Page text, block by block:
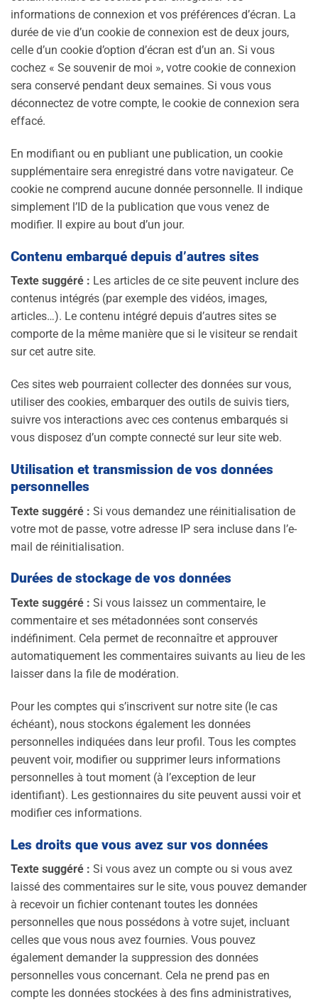
informations de connexion et vos préférences d’écran. La
durée de vie d’un cookie de connexion est de deux jours,
celle d’un cookie d’option d’écran est d’un an. Si vous
cochez « Se souvenir de moi », votre cookie de connexion
sera conservé pendant deux semaines. Si vous vous
déconnectez de votre compte, le cookie de connexion sera
effacé.
En modifiant ou en publiant une publication, un cookie
supplémentaire sera enregistré dans votre navigateur. Ce
cookie ne comprend aucune donnée personnelle. Il indique
simplement l’ID de la publication que vous venez de
modifier. Il expire au bout d’un jour.
Contenu embarqué depuis d’autres sites
Texte suggéré : Les articles de ce site peuvent inclure des
contenus intégrés (par exemple des vidéos, images,
articles…). Le contenu intégré depuis d’autres sites se
comporte de la même manière que si le visiteur se rendait
sur cet autre site.
Ces sites web pourraient collecter des données sur vous,
utiliser des cookies, embarquer des outils de suivis tiers,
suivre vos interactions avec ces contenus embarqués si
vous disposez d’un compte connecté sur leur site web.
Utilisation et transmission de vos données
personnelles
Texte suggéré : Si vous demandez une réinitialisation de
votre mot de passe, votre adresse IP sera incluse dans l’e-
mail de réinitialisation.
Durées de stockage de vos données
Texte suggéré : Si vous laissez un commentaire, le
commentaire et ses métadonnées sont conservés
indéfiniment. Cela permet de reconnaître et approuver
automatiquement les commentaires suivants au lieu de les
laisser dans la file de modération.
Pour les comptes qui s’inscrivent sur notre site (le cas
échéant), nous stockons également les données
personnelles indiquées dans leur profil. Tous les comptes
peuvent voir, modifier ou supprimer leurs informations
personnelles à tout moment (à l’exception de leur
identifiant). Les gestionnaires du site peuvent aussi voir et
modifier ces informations.
Les droits que vous avez sur vos données
Texte suggéré : Si vous avez un compte ou si vous avez
laissé des commentaires sur le site, vous pouvez demander
à recevoir un fichier contenant toutes les données
personnelles que nous possédons à votre sujet, incluant
celles que vous nous avez fournies. Vous pouvez
également demander la suppression des données
personnelles vous concernant. Cela ne prend pas en
compte les données stockées à des fins administratives,